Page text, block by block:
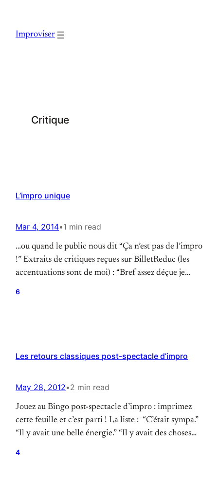
content
Improviser
Critique
L’impro unique
Mar 4, 2014•1 min read
…ou quand le public nous dit “Ça n’est pas de l’impro
!” Extraits de critiques reçues sur BilletReduc (les
accentuations sont de moi) : “Bref assez déçue je
6
Les retours classiques post-spectacle d’impro
May 28, 2012•2 min read
Jouez au Bingo post-spectacle d’impro : imprimez
cette feuille et c’est parti ! La liste : “C’était sympa.”
“Il y avait une belle énergie.” “Il y avait des choses
4